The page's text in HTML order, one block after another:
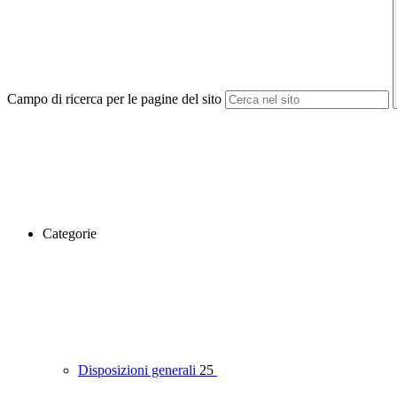
Campo di ricerca per le pagine del sito
Categorie
Disposizioni generali 25